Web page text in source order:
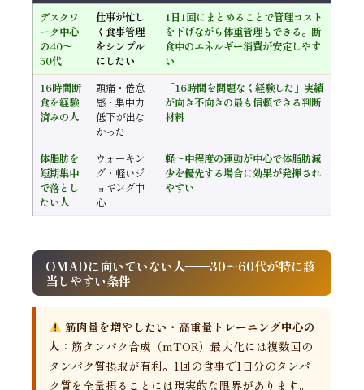
デスクワ
ーク中心
の40〜
50代
仕事が忙し
く食事管理
をシンプル
にしたい
1日1回にまとめることで管理コスト
を下げながら体重管理もできる。断
食中のエネルギー消費が安定しやす
い
16時間断
食を経験
済みの人
頭痛・倦怠
感・集中力
低下が出な
かった
「16時間を問題なく経験した」実績
が向き不向きの最も信頼できる判断
材料
体脂肪を
短期集中
で落とし
たい人
ウォーキン
グ・軽いジ
ョギング中
心
軽〜中程度の運動が中心で体脂肪減
少を優先する場合に効果が発揮され
やすい
OMADに向いていない人——30〜60代が特に該
当しやすい条件
筋肉量を増やしたい・高重量トレーニング中心の
人： 筋タンパク合成（mTOR）最大化には複数回の
タンパク質摂取が有利。1回の食事で1日分のタンパ
ク質を全量摂ることには現実的な限界があります。